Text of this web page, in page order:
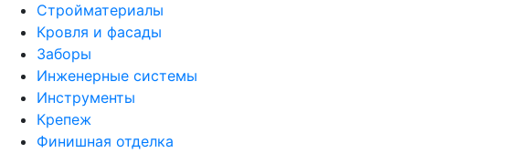
Стройматериалы
Кровля и фасады
Заборы
Инженерные системы
Инструменты
Крепеж
Финишная отделка